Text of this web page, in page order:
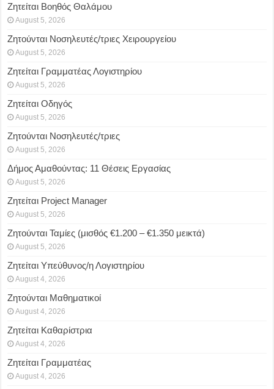
Ζητείται Βοηθός Θαλάμου
August 5, 2026
Ζητούνται Νοσηλευτές/τριες Χειρουργείου
August 5, 2026
Ζητείται Γραμματέας Λογιστηρίου
August 5, 2026
Ζητείται Οδηγός
August 5, 2026
Ζητούνται Νοσηλευτές/τριες
August 5, 2026
Δήμος Αμαθούντας: 11 Θέσεις Εργασίας
August 5, 2026
Ζητείται Project Manager
August 5, 2026
Ζητούνται Ταμίες (μισθός €1.200 – €1.350 μεικτά)
August 5, 2026
Ζητείται Υπεύθυνος/η Λογιστηρίου
August 4, 2026
Ζητούνται Μαθηματικοί
August 4, 2026
Ζητείται Καθαρίστρια
August 4, 2026
Ζητείται Γραμματέας
August 4, 2026